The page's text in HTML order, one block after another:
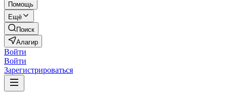
Помощь
Ещё
Поиск
Алагир
Войти
Войти
Зарегистрироваться